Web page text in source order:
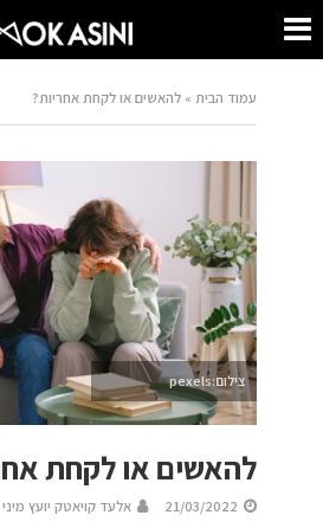
עמוד הבית »להאשים או לקחת אחריות?
צילום:pexels
להאשים או לקחת
21/03/2022 אלעד קויאטק יועץ מיני